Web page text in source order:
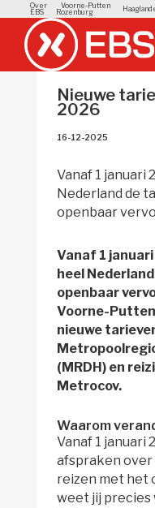
Over
EBS
Voorne-Putten
Rozenburg
Nieuwe
2026
16-12-2025
Vanaf 1 januari
Nederland de
openbaar
Vanaf 1
heel
openbaar
Voorne-
nieuwe
(MRDH) en
Metrocov.
Waarom
Vanaf 1 januari
afspraken
reizen met het
weet jij precies